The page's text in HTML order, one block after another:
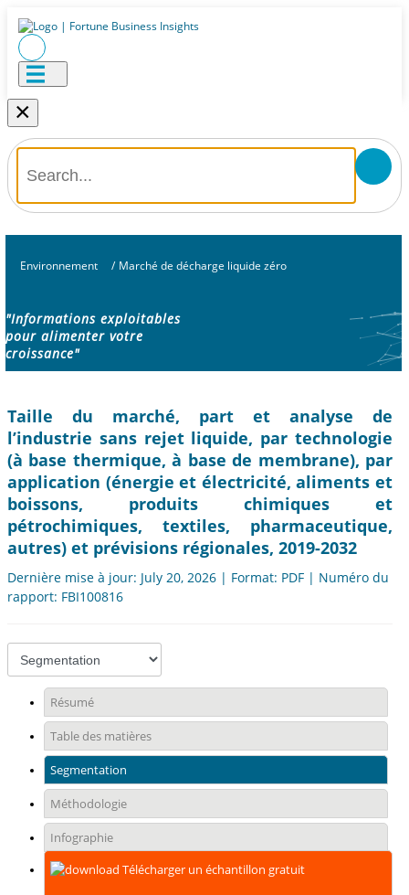
×
Environnement / Marché de décharge liquide zéro
"Informations exploitables
pour alimenter votre
croissance"
Taille du marché, part et analyse de
l’industrie sans rejet liquide, par technologie
(à base thermique, à base de membrane), par
application (énergie et électricité, aliments et
boissons, produits chimiques et
pétrochimiques, textiles, pharmaceutique,
autres) et prévisions régionales, 2019-2032
Dernière mise à jour: July 20, 2026 | Format: PDF | Numéro du
rapport: FBI100816
Résumé
Table des matières
Segmentation
Méthodologie
Infographie
Télécharger un échantillon gratuit